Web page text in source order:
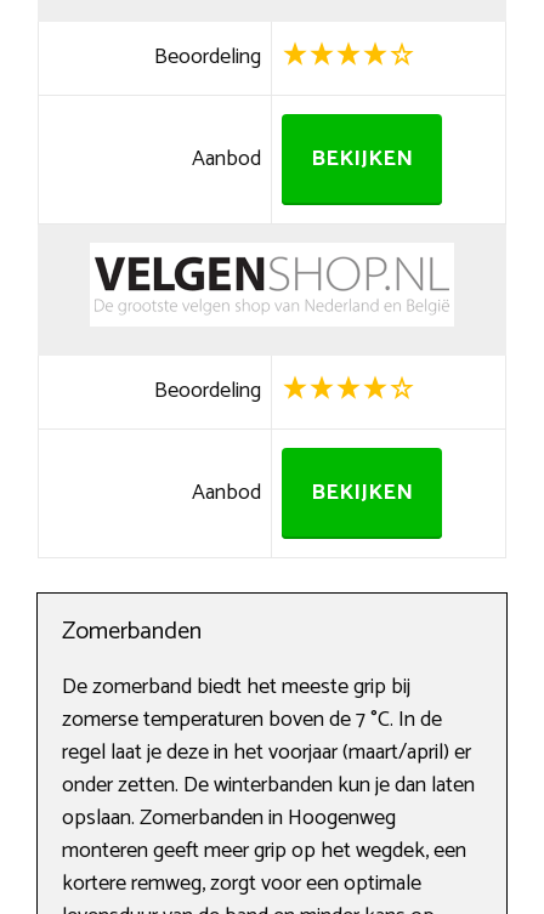
Beoordeling
Aanbod BEKIJKEN
Beoordeling
Aanbod BEKIJKEN
Zomerbanden
De zomerband biedt het meeste grip bij
zomerse temperaturen boven de 7 °C. In de
regel laat je deze in het voorjaar (maart/april) er
onder zetten. De winterbanden kun je dan laten
opslaan. Zomerbanden in Hoogenweg
monteren geeft meer grip op het wegdek, een
kortere remweg, zorgt voor een optimale